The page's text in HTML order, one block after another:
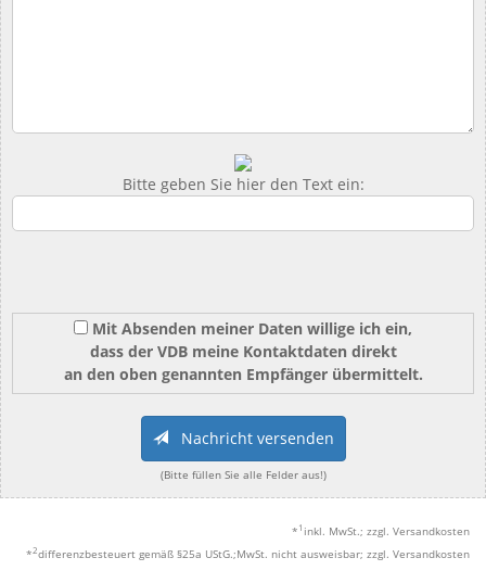
Bitte geben Sie hier den Text ein:
Mit Absenden meiner Daten willige ich ein,
dass der VDB meine Kontaktdaten direkt
an den oben genannten Empfänger übermittelt.
Nachricht versenden
(Bitte füllen Sie alle Felder aus!)
* 1 inkl. MwSt.; zzgl. Versandkosten
*2differenzbesteuert gemäß §25a UStG.;MwSt. nicht ausweisbar; zzgl. Versandkosten